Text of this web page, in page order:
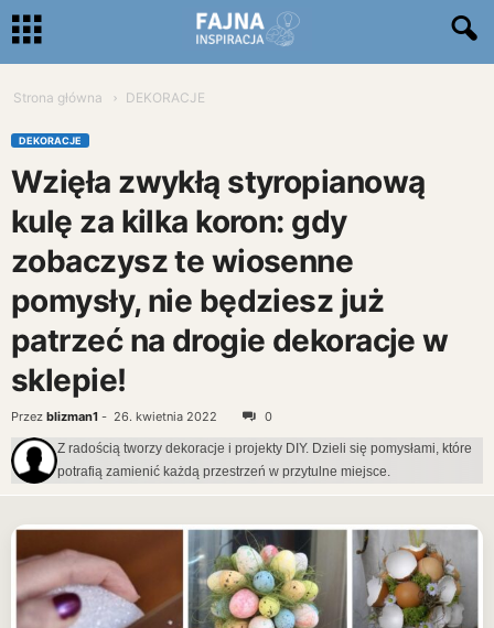
Strona główna DEKORACJE
DEKORACJE
Wzięła zwykłą styropianową
kulę za kilka koron: gdy
zobaczysz te wiosenne
pomysły, nie będziesz już
patrzeć na drogie dekoracje w
sklepie!
Przez blizman1 - 26. kwietnia 2022 0
Z radością tworzy dekoracje i projekty DIY. Dzieli się pomysłami, które
potrafią zamienić każdą przestrzeń w przytulne miejsce.